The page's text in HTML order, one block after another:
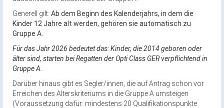
Generell gilt: Ab dem Beginn des Kalenderjahrs, in dem die
Kinder 12 Jahre alt werden, gehören sie automatisch zu
Gruppe A.
Für das Jahr 2026 bedeutet das: Kinder, die 2014 geboren oder
älter sind, starten bei Regatten der Opti Class GER verpflichtend in
Gruppe A.
Darüber hinaus gibt es Segler/innen, die auf Antrag schon vor
Erreichen des Alterskriteriums in die Gruppe A umsteigen
(Voraussetzung dafür: mindestens 20 Qualifikationspunkte